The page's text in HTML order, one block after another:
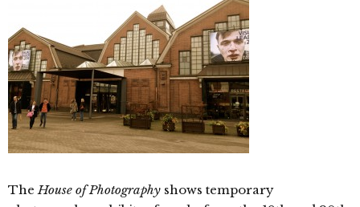
TheHouse of Photography shows temporary